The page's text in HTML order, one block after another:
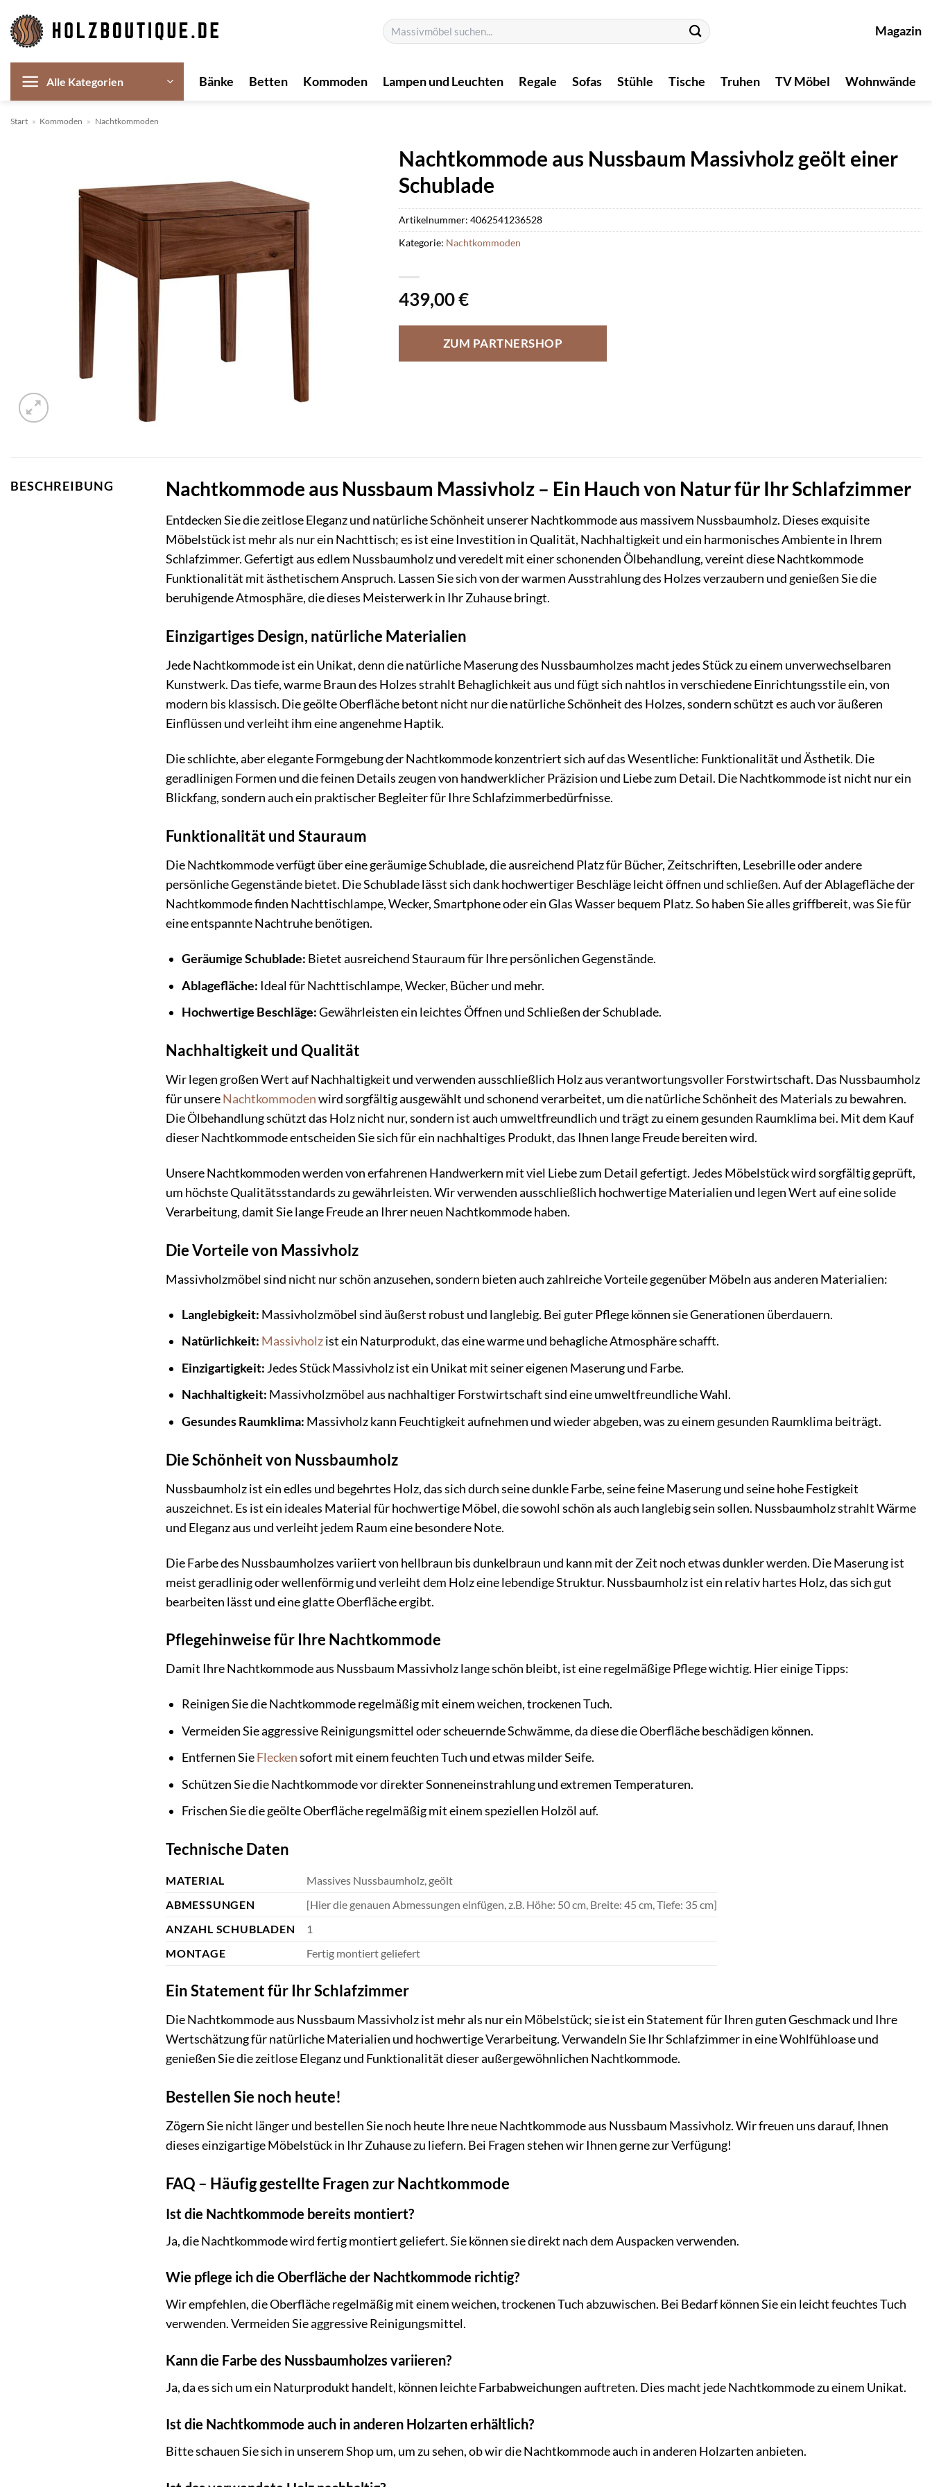
Inhalt
springen
Suchen
nach:
Magazin
Alle Kategorien Bänke Betten Kommoden Lampen und Leuchten Regale Sofas Stühle Tische Truhen TV Möbel Wohnwände
Start » Kommoden » Nachtkommoden
Nachtkommode aus Nussbaum Massivholz geölt einer
Schublade
439,00€
ZUM PARTNERSHOP
Artikelnummer: 4062541236528
Kategorie: Nachtkommoden
BESCHREIBUNG Nachtkommode aus Nussbaum Massivholz – Ein Hauch von Natur für Ihr Schlafzimmer
Entdecken Sie die zeitlose Eleganz und natürliche Schönheit unserer Nachtkommode aus massivem Nussbaumholz. Dieses exquisite
Möbelstück ist mehr als nur ein Nachttisch; es ist eine Investition in Qualität, Nachhaltigkeit und ein harmonisches Ambiente in Ihrem
Schlafzimmer. Gefertigt aus edlem Nussbaumholz und veredelt mit einer schonenden Ölbehandlung, vereint diese Nachtkommode
Funktionalität mit ästhetischem Anspruch. Lassen Sie sich von der warmen Ausstrahlung des Holzes verzaubern und genießen Sie die
beruhigende Atmosphäre, die dieses Meisterwerk in Ihr Zuhause bringt.
Einzigartiges Design, natürliche Materialien
Jede Nachtkommode ist ein Unikat, denn die natürliche Maserung des Nussbaumholzes macht jedes Stück zu einem unverwechselbaren
Kunstwerk. Das tiefe, warme Braun des Holzes strahlt Behaglichkeit aus und fügt sich nahtlos in verschiedene Einrichtungsstile ein, von
modern bis klassisch. Die geölte Oberfläche betont nicht nur die natürliche Schönheit des Holzes, sondern schützt es auch vor äußeren
Einflüssen und verleiht ihm eine angenehme Haptik.
Die schlichte, aber elegante Formgebung der Nachtkommode konzentriert sich auf das Wesentliche: Funktionalität und Ästhetik. Die
geradlinigen Formen und die feinen Details zeugen von handwerklicher Präzision und Liebe zum Detail. Die Nachtkommode ist nicht nur ein
Blickfang, sondern auch ein praktischer Begleiter für Ihre Schlafzimmerbedürfnisse.
Funktionalität und Stauraum
Die Nachtkommode verfügt über eine geräumige Schublade, die ausreichend Platz für Bücher, Zeitschriften, Lesebrille oder andere
persönliche Gegenstände bietet. Die Schublade lässt sich dank hochwertiger Beschläge leicht öffnen und schließen. Auf der Ablagefläche der
Nachtkommode finden Nachttischlampe, Wecker, Smartphone oder ein Glas Wasser bequem Platz. So haben Sie alles griffbereit, was Sie für
eine entspannte Nachtruhe benötigen.
Geräumige Schublade: Bietet ausreichend Stauraum für Ihre persönlichen Gegenstände.
Ablagefläche: Ideal für Nachttischlampe, Wecker, Bücher und mehr.
Hochwertige Beschläge:Gewährleisten ein leichtes Öffnen und Schließen der Schublade.
Nachhaltigkeit und Qualität
Wir legen großen Wert auf Nachhaltigkeit und verwenden ausschließlich Holz aus verantwortungsvoller Forstwirtschaft. Das Nussbaumholz
für unsereNachtkommodenwird sorgfältig ausgewählt und schonend verarbeitet, um die natürliche Schönheit des Materials zu bewahren.
Die Ölbehandlung schützt das Holz nicht nur, sondern ist auch umweltfreundlich und trägt zu einem gesunden Raumklima bei. Mit dem Kauf
dieser Nachtkommode entscheiden Sie sich für ein nachhaltiges Produkt, das Ihnen lange Freude bereiten wird.
Unsere Nachtkommoden werden von erfahrenen Handwerkern mit viel Liebe zum Detail gefertigt. Jedes Möbelstück wird sorgfältig geprüft,
um höchste Qualitätsstandards zu gewährleisten. Wir verwenden ausschließlich hochwertige Materialien und legen Wert auf eine solide
Verarbeitung, damit Sie lange Freude an Ihrer neuen Nachtkommode haben.
Die Vorteile von Massivholz
Massivholzmöbel sind nicht nur schön anzusehen, sondern bieten auch zahlreiche Vorteile gegenüber Möbeln aus anderen Materialien:
Langlebigkeit: Massivholzmöbel sind äußerst robust und langlebig. Bei guter Pflege können sie Generationen überdauern.
Natürlichkeit: Massivholzist ein Naturprodukt, das eine warme und behagliche Atmosphäre schafft.
Einzigartigkeit: Jedes Stück Massivholz ist ein Unikat mit seiner eigenen Maserung und Farbe.
Nachhaltigkeit: Massivholzmöbel aus nachhaltiger Forstwirtschaft sind eine umweltfreundliche Wahl.
Gesundes Raumklima: Massivholz kann Feuchtigkeit aufnehmen und wieder abgeben, was zu einem gesunden Raumklima beiträgt.
Die Schönheit von Nussbaumholz
Nussbaumholz ist ein edles und begehrtes Holz, das sich durch seine dunkle Farbe, seine feine Maserung und seine hohe Festigkeit
auszeichnet. Es ist ein ideales Material für hochwertige Möbel, die sowohl schön als auch langlebig sein sollen. Nussbaumholz strahlt Wärme
und Eleganz aus und verleiht jedem Raum eine besondere Note.
Die Farbe des Nussbaumholzes variiert von hellbraun bis dunkelbraun und kann mit der Zeit noch etwas dunkler werden. Die Maserung ist
meist geradlinig oder wellenförmig und verleiht dem Holz eine lebendige Struktur. Nussbaumholz ist ein relativ hartes Holz, das sich gut
bearbeiten lässt und eine glatte Oberfläche ergibt.
Pflegehinweise für Ihre Nachtkommode
Damit Ihre Nachtkommode aus Nussbaum Massivholz lange schön bleibt, ist eine regelmäßige Pflege wichtig. Hier einige Tipps:
Reinigen Sie die Nachtkommode regelmäßig mit einem weichen, trockenen Tuch.
Vermeiden Sie aggressive Reinigungsmittel oder scheuernde Schwämme, da diese die Oberfläche beschädigen können.
Entfernen SieFleckensofort mit einem feuchten Tuch und etwas milder Seife.
Schützen Sie die Nachtkommode vor direkter Sonneneinstrahlung und extremen Temperaturen.
Frischen Sie die geölte Oberfläche regelmäßig mit einem speziellen Holzöl auf.
Technische Daten
MATERIAL
Massives Nussbaumholz, geölt
ABMESSUNGEN
[Hier die genauen Abmessungen einfügen, z.B. Höhe: 50 cm, Breite: 45 cm, Tiefe: 35 cm]
ANZAHL SCHUBLADEN
1
MONTAGE
Fertig montiert geliefert
Ein Statement für Ihr Schlafzimmer
Die Nachtkommode aus Nussbaum Massivholz ist mehr als nur ein Möbelstück; sie ist ein Statement für Ihren guten Geschmack und Ihre
Wertschätzung für natürliche Materialien und hochwertige Verarbeitung. Verwandeln Sie Ihr Schlafzimmer in eine Wohlfühloase und
genießen Sie die zeitlose Eleganz und Funktionalität dieser außergewöhnlichen Nachtkommode.
Bestellen Sie noch heute!
Zögern Sie nicht länger und bestellen Sie noch heute Ihre neue Nachtkommode aus Nussbaum Massivholz. Wir freuen uns darauf, Ihnen
dieses einzigartige Möbelstück in Ihr Zuhause zu liefern. Bei Fragen stehen wir Ihnen gerne zur Verfügung!
FAQ – Häufig gestellte Fragen zur Nachtkommode
Ist die Nachtkommode bereits montiert?
Ja, die Nachtkommode wird fertig montiert geliefert. Sie können sie direkt nach dem Auspacken verwenden.
Wie pflege ich die Oberfläche der Nachtkommode richtig?
Wir empfehlen, die Oberfläche regelmäßig mit einem weichen, trockenen Tuch abzuwischen. Bei Bedarf können Sie ein leicht feuchtes Tuch
verwenden. Vermeiden Sie aggressive Reinigungsmittel.
Kann die Farbe des Nussbaumholzes variieren?
Ja, da es sich um ein Naturprodukt handelt, können leichte Farbabweichungen auftreten. Dies macht jede Nachtkommode zu einem Unikat.
Ist die Nachtkommode auch in anderen Holzarten erhältlich?
Bitte schauen Sie sich in unserem Shop um, um zu sehen, ob wir die Nachtkommode auch in anderen Holzarten anbieten.